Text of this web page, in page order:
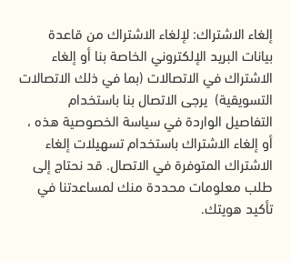
إلغاء الاشتراك: لإلغاء الاشتراك من قاعدة
بيانات البريد الإلكتروني الخاصة بنا أو إلغاء
الاشتراك في الاتصالات (بما في ذلك الاتصالات
التسويقية) يرجى الاتصال بنا باستخدام
التفاصيل الواردة في سياسة الخصوصية هذه ،
أو إلغاء الاشتراك باستخدام تسهيلات إلغاء
الاشتراك المتوفرة في الاتصال. قد نحتاج إلى
طلب معلومات محددة منك لمساعدتنا في
تأكيد هويتك.